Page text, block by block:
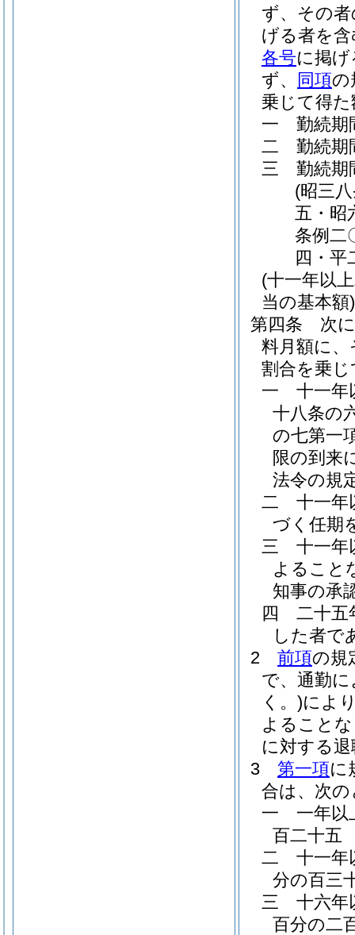
ず、その
げる者を
各号に掲
ず、
同項の
乗じて得
一
勤続
二
勤続
三
勤続
(昭三
五・昭
条例二
四・平
(十一年以
当の基本額)
第四条
次
料月額に
割合を乗
一
十一年
十八条の
の七第一
限の到来
法令の規
二
十一年
づく任期
三
十一年
よること
知事の承
四
二十五
した者で
2
前項の規
で、通勤
く。)によ
よること
に対する
3
第一項に
合は、次
一
一年以
百二十五
二
十一年
分の百三
三
十六年
百分の二